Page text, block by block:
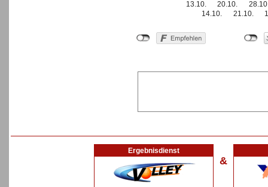
13.10.
14.10.
20.10.
21.10.
Ergebnisdienst
&